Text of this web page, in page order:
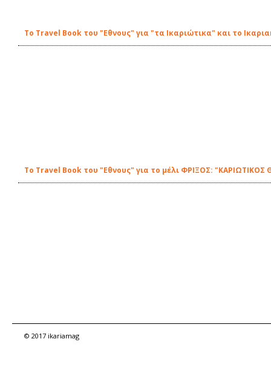
Το Travel Book του "Εθνους" για "τα Ικαριώτικα" και το
Το Travel Book του "Εθνους" για το μέλι ΦΡΙΞΟΣ:
© 2017 ikariamag